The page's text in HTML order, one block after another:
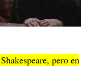
pero en